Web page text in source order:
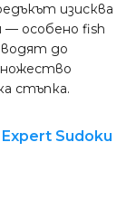
изисква
— особено fish
до
стъпка.
Sudoku